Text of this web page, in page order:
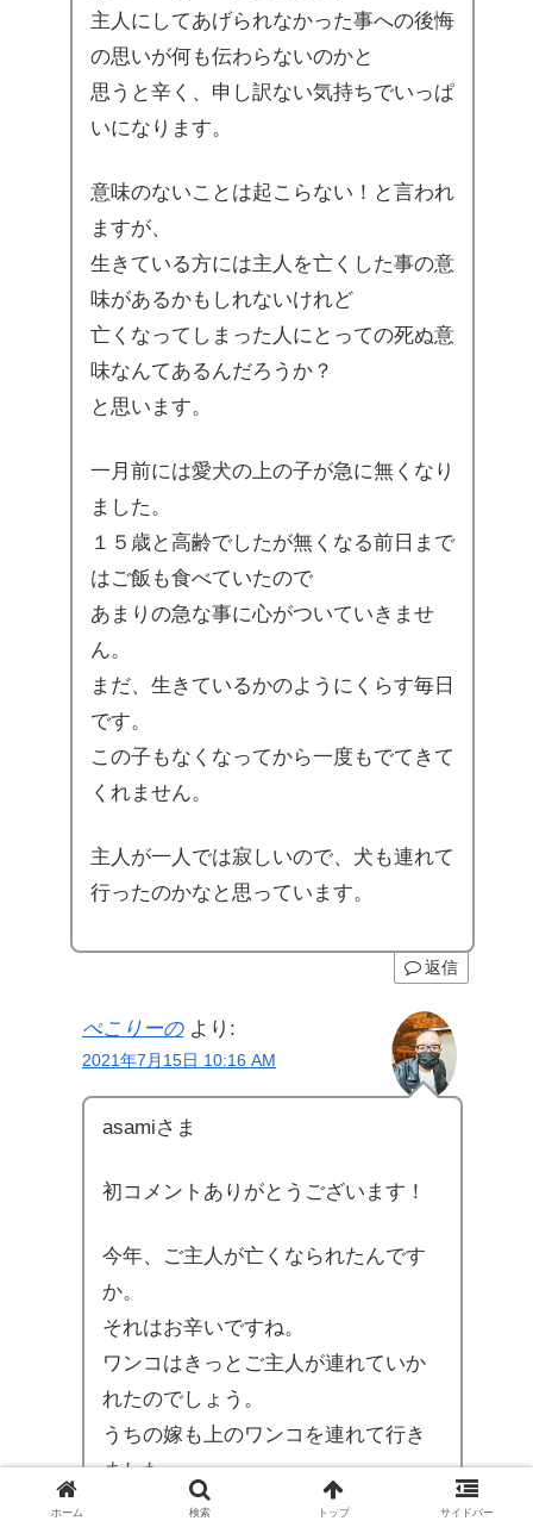
主人にしてあげられなかった事への後悔
の思いが何も伝わらないのかと
思うと辛く、申し訳ない気持ちでいっぱ
いになります。
意味のないことは起こらない！と言われ
ますが、
生きている方には主人を亡くした事の意
味があるかもしれないけれど
亡くなってしまった人にとっての死ぬ意
味なんてあるんだろうか？
と思います。
一月前には愛犬の上の子が急に無くなり
ました。
１５歳と高齢でしたが無くなる前日まで
はご飯も食べていたので
あまりの急な事に心がついていきませ
ん。
まだ、生きているかのようにくらす毎日
です。
この子もなくなってから一度もでてきて
くれません。
主人が一人では寂しいので、犬も連れて
行ったのかなと思っています。
返信
ぺこりーの より:
2021年7月15日 10:16 AM
asamiさま
初コメントありがとうございます！
今年、ご主人が亡くなられたんです
か。
それはお辛いですね。
ワンコはきっとご主人が連れていか
れたのでしょう。
うちの嫁も上のワンコを連れて行き
ました。
ホーム 検索 トップ サイドバー